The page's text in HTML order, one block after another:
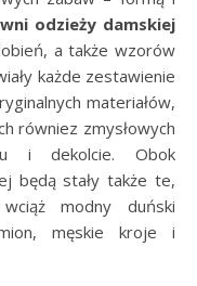
odzieży damskiej
a także wzorów
każde zestawienie
materiałów,
równiez zmysłowych
i dekolcie. Obok
będą stały także te,
modny duński
męskie kroje i